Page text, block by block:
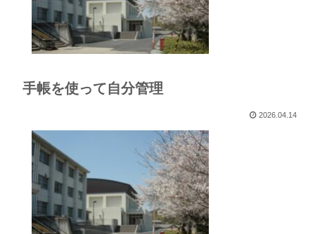
手帳を使って自分管理
2026.04.14